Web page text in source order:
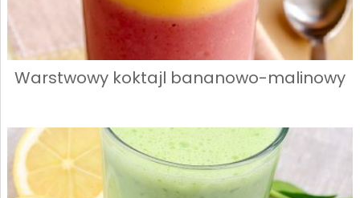
Warstwowy koktajl bananowo-malinowy